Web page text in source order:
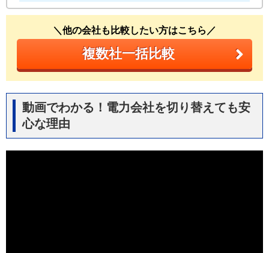
＼他の会社も比較したい方はこちら／
複数社一括比較
動画でわかる！電力会社を切り替えても安
心な理由